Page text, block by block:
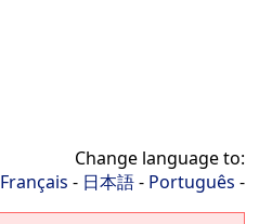
Change language to:
Français - 日本語- Português -